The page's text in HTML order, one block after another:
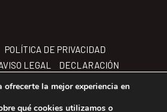
POLÍTICA DE PRIVACIDAD
LEGAL
DECLARACIÓN
DE ACCCESIBILIDAD
POLÍTICA
la mejor experiencia en
qué cookies utilizamos o